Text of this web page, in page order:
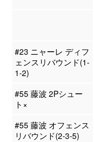
#23 ニャーレ ディフ
ェンスリバウンド(1-
1-2)
#55 藤波 2Pシュー
ト×
#55 藤波 オフェンス
リバウンド(2-3-5)